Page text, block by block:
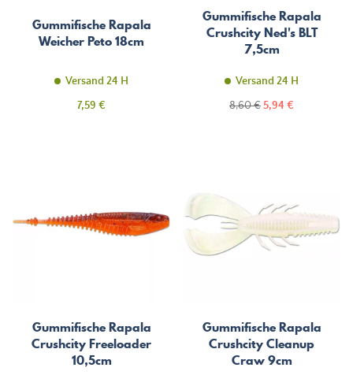
Gummifische Rapala
Weicher Peto 18cm
Versand 24 H
Preis
7,59 €
Gummifische Rapala
Crushcity Ned's BLT
7,5cm
Versand 24 H
Regulärer
8,60 €Preis
5,94 €
Gummifische Rapala
Crushcity Freeloader
10,5cm
Gummifische Rapala
Crushcity Cleanup
Craw 9cm